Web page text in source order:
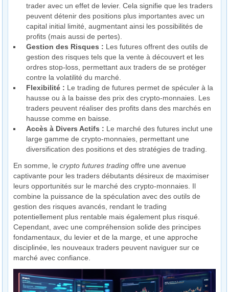
trader avec un effet de levier. Cela signifie que les traders
peuvent détenir des positions plus importantes avec un
capital initial limité, augmentant ainsi les possibilités de
profits (mais aussi de pertes).
Gestion des Risques : Les futures offrent des outils de
gestion des risques tels que la vente à découvert et les
ordres stop-loss, permettant aux traders de se protéger
contre la volatilité du marché.
Flexibilité : Le trading de futures permet de spéculer à la
hausse ou à la baisse des prix des crypto-monnaies. Les
traders peuvent réaliser des profits dans des marchés en
hausse comme en baisse.
Accès à Divers Actifs : Le marché des futures inclut une
large gamme de crypto-monnaies, permettant une
diversification des positions et des stratégies de trading.
En somme, lecrypto futures trading offre une avenue
captivante pour les traders débutants désireux de maximiser
leurs opportunités sur le marché des crypto-monnaies. Il
combine la puissance de la spéculation avec des outils de
gestion des risques avancés, rendant le trading
potentiellement plus rentable mais également plus risqué.
Cependant, avec une compréhension solide des principes
fondamentaux, du levier et de la marge, et une approche
disciplinée, les nouveaux traders peuvent naviguer sur ce
marché avec confiance.